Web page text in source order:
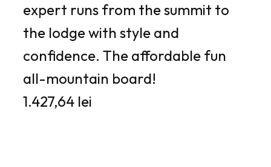
expert runs from the summit to
the lodge with style and
confidence. The affordable fun
all-mountain board!
1.427,64 lei